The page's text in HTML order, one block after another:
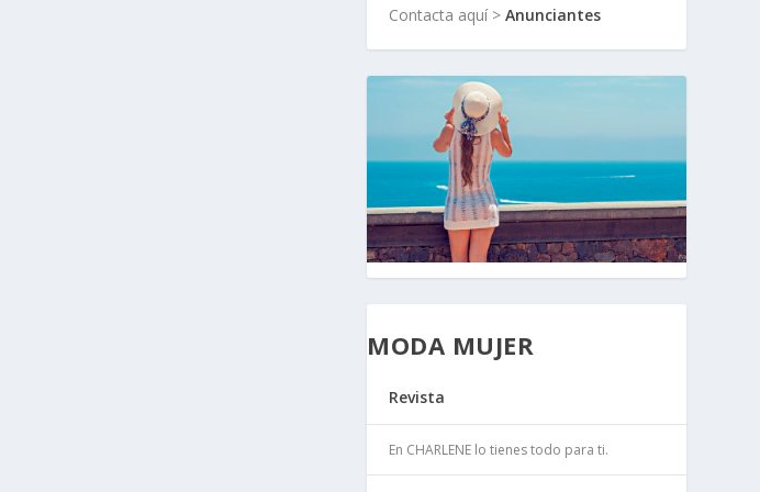
Contacta aquí >Anunciantes
MODA MUJER
Revista
En CHARLENE lo tienes todo para ti.